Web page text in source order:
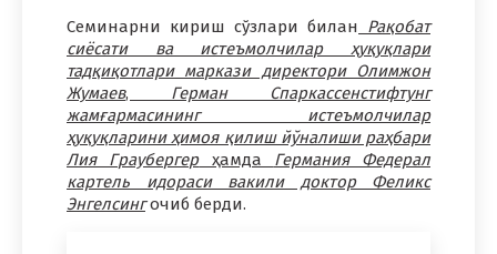
Семинарни кириш сўзлари билан Рақобат
сиёсати ва истеъмолчилар ҳуқуқлари
тадқиқотлари маркази директори Олимжон
Жумаев, Герман Спаркассенстифтунг
жамғармасининг истеъмолчилар
ҳуқуқларини ҳимоя қилиш йўналиши раҳбари
Лия Граубергерҳамда Германия Федерал
картель идораси вакили доктор Феликс
Энгелсингочиб берди.